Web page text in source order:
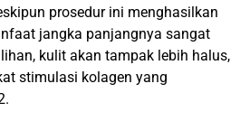
prosedur ini menghasilkan
jangka panjangnya sangat
kulit akan tampak lebih halus,
stimulasi kolagen yang